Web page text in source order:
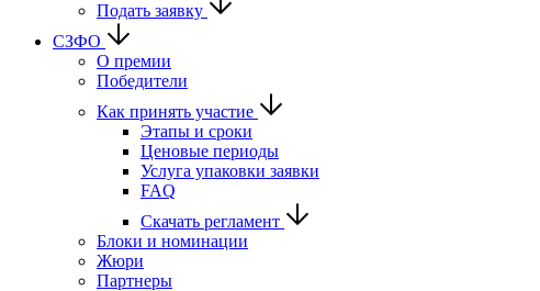
Подать заявку
СЗФО
О премии
Победители
Как принять участие
Этапы и сроки
Ценовые периоды
Услуга упаковки заявки
FAQ
Скачать регламент
Блоки и номинации
Жюри
Партнеры